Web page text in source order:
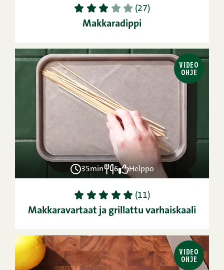
1 2 3 4 5 (27)
Makkaradippi
VIDEO
OHJE
35min 6 Helppo
1 2 3 4 5 (11)
Makkaravartaat ja grillattu varhaiskaali
VIDEO
OHJE